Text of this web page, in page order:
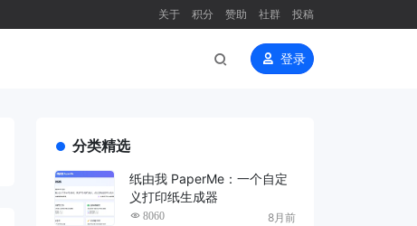
关于 积分 赞助 社群 投稿
登录
分类精选
纸由我 PaperMe：一个自定
义打印纸生成器
8060 8月前